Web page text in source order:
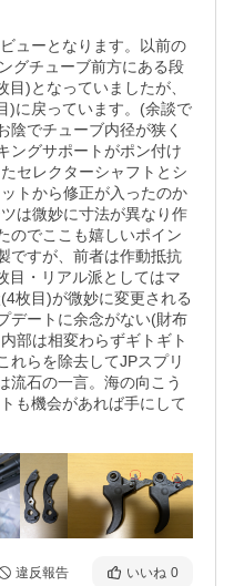
ューとなります。以前の
グチューブ前方にある段
)となっていましたが、
)に戻っています。(余談で
陰でチューブ内径が狭く
ングサポートがポン付け
セレクターシャフトとシ
トから修正が入ったのか
は微妙に寸法が異なり作
のでここも嬉しいポイン
ですが、前者は作動抵抗
目・リアル派としてはマ
枚目)が微妙に変更される
デートに余念がない(財布
部は相変わらずギトギト
れらを除去してJPスプリ
流石の一言。海の向こう
も機会があれば手にして
違反報告 いいね 0